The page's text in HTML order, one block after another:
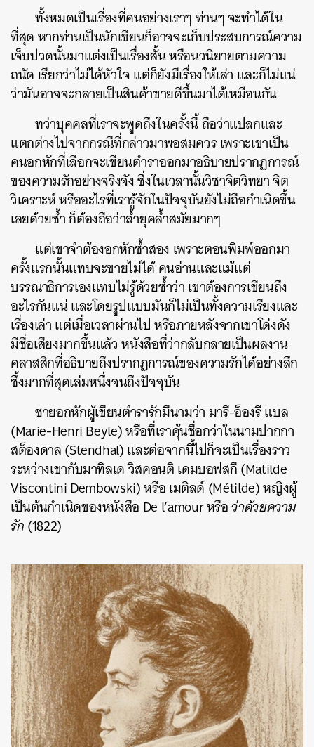
ทั้งหมดเป็นเรื่องที่คนอย่างเราๆ ท่านๆ จะทำได้ใน
ที่สุด หากท่านเป็นนักเขียนก็อาจจะเก็บประสบการณ์ความ
เจ็บปวดนั้นมาแต่งเป็นเรื่องสั้น หรือนวนิยายตามความ
ถนัด เรียกว่าไม่ได้หัวใจ แต่ก็ยังมีเรื่องให้เล่า และก็ไม่แน่
ว่ามันอาจจะกลายเป็นสินค้าขายดีขึ้นมาได้เหมือนกัน
ทว่าบุคคลที่เราจะพูดถึงในครั้งนี้ ถือว่าแปลกและ
แตกต่างไปจากกรณีที่กล่าวมาพอสมควร เพราะเขาเป็น
คนอกหักที่เลือกจะเขียนตำราออกมาอธิบายปรากฏการณ์
ของความรักอย่างจริงจัง ซึ่งในเวลานั้นวิชาจิตวิทยา จิต
วิเคราะห์ หรืออะไรที่เรารู้จักในปัจจุบันยังไม่ถือกำเนิดขึ้น
เลยด้วยซ้ำ ก็ต้องถือว่าล้ำยุคล้ำสมัยมากๆ
แต่เขาจำต้องอกหักซ้ำสอง เพราะตอนพิมพ์ออกมา
ครั้งแรกนั้นแทบจะขายไม่ได้ คนอ่านและแม้แต่
บรรณาธิการเองแทบไม่รู้ด้วยซ้ำว่า เขาต้องการเขียนถึง
อะไรกันแน่ และโดยรูปแบบมันก็ไม่เป็นทั้งความเรียงและ
เรื่องเล่า แต่เมื่อเวลาผ่านไป หรือภายหลังจากเขาโด่งดัง
มีชื่อเสียงมากขึ้นแล้ว หนังสือที่ว่ากลับกลายเป็นผลงาน
คลาสสิกที่อธิบายถึงปรากฏการณ์ของความรักได้อย่างลึก
ซึ้งมากที่สุดเล่มหนึ่งจนถึงปัจจุบัน
ชายอกหักผู้เขียนตำรารักมีนามว่า มารี-อ็องรี แบล
(Marie-Henri Beyle) หรือที่เราคุ้นชื่อกว่าในนามปากกา
สต็องดาล (Stendhal) และต่อจากนี้ไปก็จะเป็นเรื่องราว
ระหว่างเขากับมาทิลเด วิสคอนติ เดมบอฟสกี (Matilde
Viscontini Dembowski) หรือ เมติลด์ (Métilde) หญิงผู้
เป็นต้นกำเนิดของหนังสือ De l’amour หรือว่าด้วยความ
รัก(1822)